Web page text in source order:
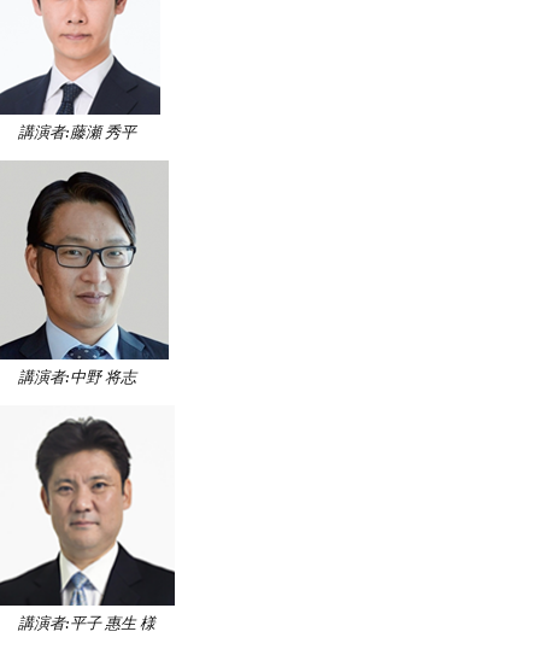
講演者:藤瀬 秀平
講演者:中野 将志
講演者:平子 惠生 様